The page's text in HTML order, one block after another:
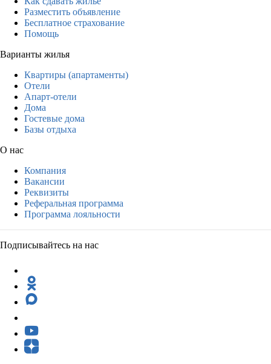
Разместить объявление
Бесплатное страхование
Помощь
Варианты жилья
Квартиры (апартаменты)
Отели
Апарт-отели
Дома
Гостевые дома
Базы отдыха
О нас
Компания
Вакансии
Реквизиты
Реферальная программа
Программа лояльности
Подписывайтесь на нас